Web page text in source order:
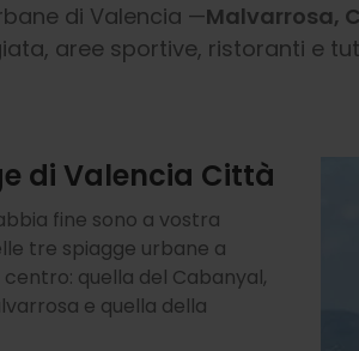
di Valencia —Malvarrosa,
aree sportive, ristoranti e
di Valencia Città
fine sono a vostra
tre spiagge urbane a
quella del Cabanyal,
e quella della